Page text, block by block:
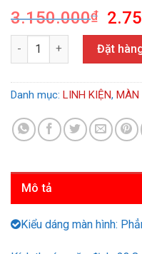
3.150.000₫
Giá
gốc
là:
Màn Hình Gaming AOC
Đặt
Danh mục: LINH KIỆN, MÀN
Mô tả
Kiểu dáng màn hình: